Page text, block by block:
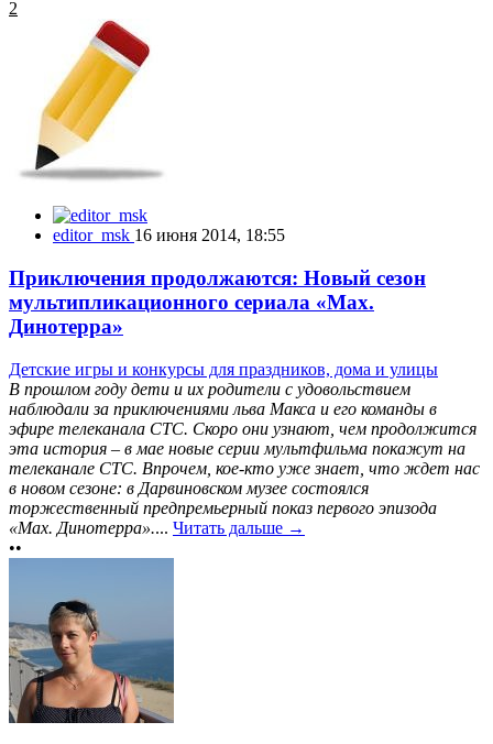
2
editor_msk 16 июня 2014, 18:55
Приключения продолжаются: Новый сезон
мультипликационного сериала «Max.
Динотерра»
Детские игры и конкурсы для праздников, дома и улицы
В прошлом году дети и их родители с удовольствием
наблюдали за приключениями льва Макса и его команды в
эфире телеканала СТС. Скоро они узнают, чем продолжится
эта история – в мае новые серии мультфильма покажут на
телеканале СТС. Впрочем, кое-кто уже знает, что ждет нас
в новом сезоне: в Дарвиновском музее состоялся
торжественный предпремьерный показ первого эпизода
«Max. Динотерра».... Читать дальше →
••